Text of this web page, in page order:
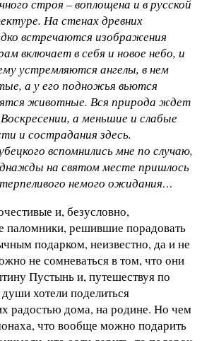
строя – воплощена и в русской
На стенах древних
встречаются изображения
включает в себя и новое небо, и
устремляются ангелы, в нем
а у его подножья вьются
животные. Вся природа ждет
а меньшие и слабые
и сострадания здесь.
вспомнились мне по случаю,
на святом месте пришлось
немого ожидания…
и, безусловно,
паломники, решившие порадовать
подарком, неизвестно, да и не
не сомневаться в том, что они
Пустынь и, путешествуя по
хотели поделиться
радостью дома, на родине. Но чем
что вообще можно подарить